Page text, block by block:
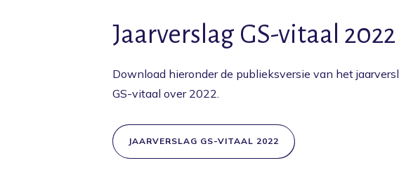
Jaarverslag GS-vitaal 2022
Download hieronder de publieksversie van het
GS-vitaal over 2022.
JAARVERSLAG GS-VITAAL 2022